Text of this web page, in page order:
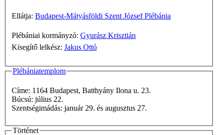
Ellátja: Budapest-Mátyásföldi Szent József Plébánia
Plébániai kormányzó: Gyurász Krisztián
Kisegítő lelkész: Jakus Ottó
Plébániatemplom
Címe: 1164 Budapest, Batthyány Ilona u. 23.
Búcsú: július 22.
Szentségimádás: január 29. és augusztus 27.
Történet